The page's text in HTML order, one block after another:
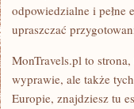
odpowiedzialne i pełne
upraszczać
MonTravels.pl to
wyprawie, ale także
Europie, znajdziesz tu